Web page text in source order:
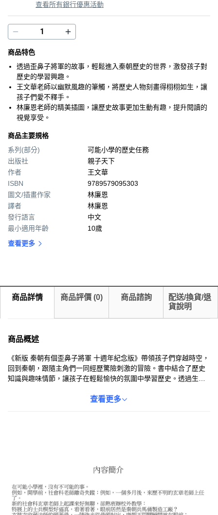
查看所有銀行優惠活動
商品特色
透過歪鼻子將軍的故事，輕鬆進入秦朝歷史的世界，激發孩子對
歷史的學習興趣。
王文華老師以幽默風趣的筆觸，將歷史人物刻畫得栩栩如生，讓
孩子們愛不釋手。
林廉恩老師的精美插圖，讓歷史故事更加生動有趣，提升閱讀的
視覺享受。
商品主要規格
系列(部分)
可能小學的歷史任務
出版社
親子天下
作者
王文華
ISBN
9789579095303
圖文/插畫作家
林廉恩
譯者
林廉恩
發行語言
中文
最小適用年齡
10歲
查看更多
商品詳情 商品評價 (0) 商品諮詢
配送/換貨/退
貨說明
商品概述
《新版 秦朝有個歪鼻子將軍 十週年紀念版》帶領孩子們穿越時空，
回到秦朝，跟隨主角們一同經歷驚險刺激的冒險。書中結合了歷史
知識與趣味情節，讓孩子在輕鬆愉快的氛圍中學習歷史。透過生動
和重要事件。這本書不僅能激發孩子對歷史的興趣，還能培養他們
查看更多